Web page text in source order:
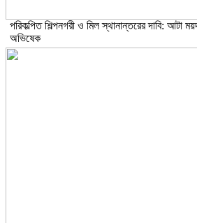
পরিকল্পিত শিল্পনগরী ও মিল স্থানান্তরের দাবি: আটা
অভিষেক